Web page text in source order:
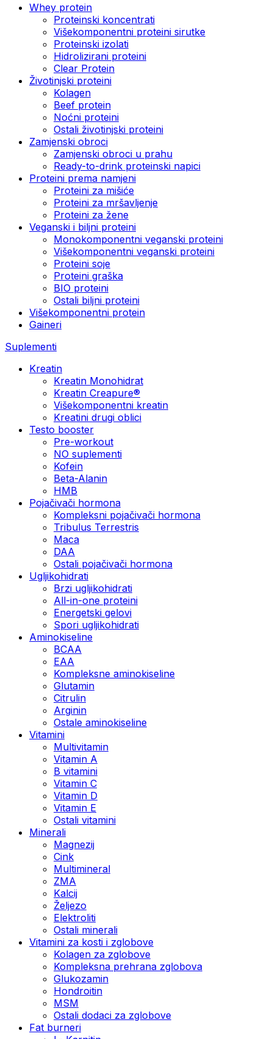
Whey protein
Proteinski koncentrati
Višekomponentni proteini sirutke
Proteinski izolati
Hidrolizirani proteini
Clear Protein
Životinjski proteini
Kolagen
Beef protein
Noćni proteini
Ostali životinjski proteini
Zamjenski obroci
Zamjenski obroci u prahu
Ready-to-drink proteinski napici
Proteini prema namjeni
Proteini za mišiće
Proteini za mršavljenje
Proteini za žene
Veganski i biljni proteini
Monokomponentni veganski proteini
Višekomponentni veganski proteini
Proteini soje
Proteini graška
BIO proteini
Ostali biljni proteini
Višekomponentni protein
Gaineri
Suplementi
Kreatin
Kreatin Monohidrat
Kreatin Creapure®
Višekomponentni kreatin
Kreatini drugi oblici
Testo booster
Pre-workout
NO suplementi
Kofein
Beta-Alanin
HMB
Pojačivači hormona
Kompleksni pojačivači hormona
Tribulus Terrestris
Maca
DAA
Ostali pojačivači hormona
Ugljikohidrati
Brzi ugljikohidrati
All-in-one proteini
Energetski gelovi
Spori ugljikohidrati
Aminokiseline
BCAA
EAA
Kompleksne aminokiseline
Glutamin
Citrulin
Arginin
Ostale aminokiseline
Vitamini
Multivitamin
Vitamin A
B vitamini
Vitamin C
Vitamin D
Vitamin E
Ostali vitamini
Minerali
Magnezij
Cink
Multimineral
ZMA
Kalcij
Željezo
Elektroliti
Ostali minerali
Vitamini za kosti i zglobove
Kolagen za zglobove
Kompleksna prehrana zglobova
Glukozamin
Hondroitin
MSM
Ostali dodaci za zglobove
Fat burneri